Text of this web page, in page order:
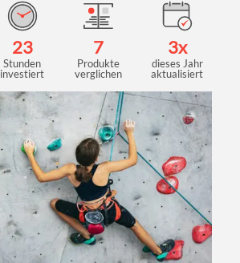
23
Stunden
investiert
7
Produkte
verglichen
3x
dieses Jahr
aktualisiert